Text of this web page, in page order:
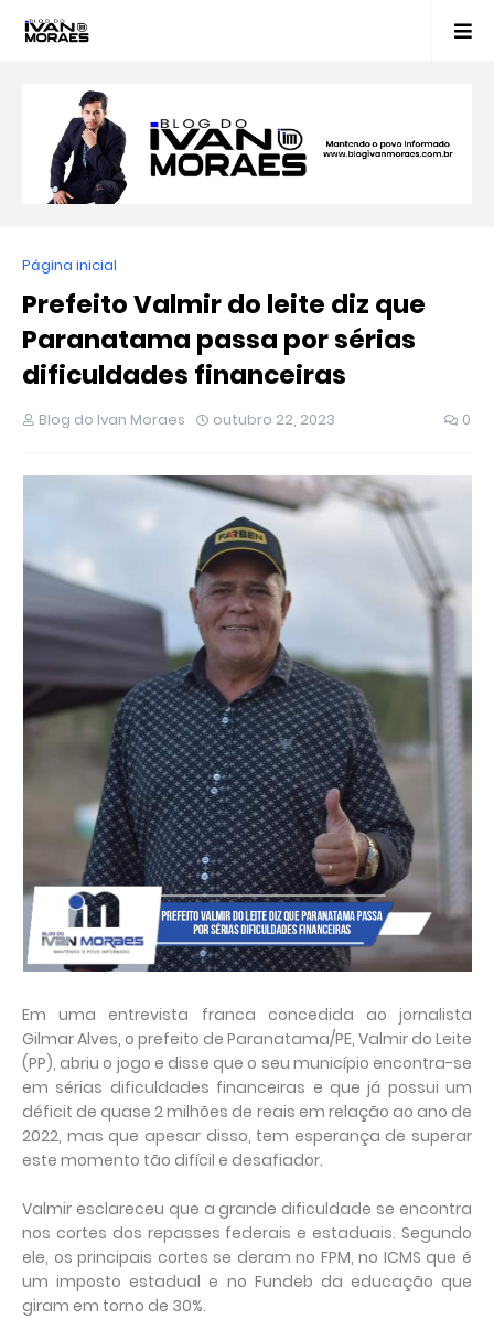
Página inicial
Prefeito Valmir do leite diz que
Paranatama passa por sérias
dificuldades financeiras
Blog do Ivan Moraes outubro 22, 2023 0
Em uma entrevista franca concedida ao jornalista
Gilmar Alves, o prefeito de Paranatama/PE, Valmir do Leite
(PP), abriu o jogo e disse que o seu município encontra-se
em sérias dificuldades financeiras e que já possui um
déficit de quase 2 milhões de reais em relação ao ano de
2022, mas que apesar disso, tem esperança de superar
este momento tão difícil e desafiador.
Valmir esclareceu que a grande dificuldade se encontra
nos cortes dos repasses federais e estaduais. Segundo
ele, os principais cortes se deram no FPM, no ICMS que é
um imposto estadual e no Fundeb da educação que
giram em torno de 30%.